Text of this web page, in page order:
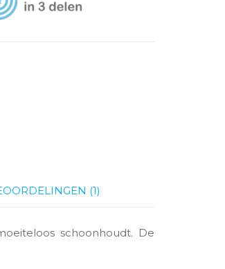
(1)
schoonhoudt. De